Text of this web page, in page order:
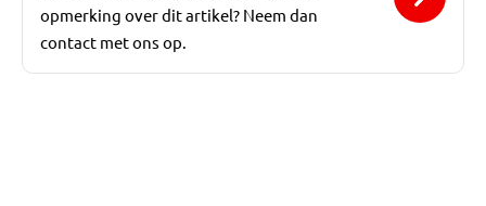
opmerking over dit artikel? Neem dan
contact met ons op.